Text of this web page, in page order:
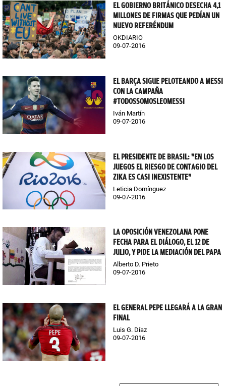
EL GOBIERNO BRITÁNICO DESECHA 4,1
MILLONES DE FIRMAS QUE PEDÍAN UN
NUEVO REFERÉNDUM
OKDIARIO
09-07-2016
EL BARÇA SIGUE PELOTEANDO A MESSI
CON LA CAMPAÑA
#TODOSSOMOSLEOMESSI
Iván Martín
09-07-2016
EL PRESIDENTE DE BRASIL: "EN LOS
JUEGOS EL RIESGO DE CONTAGIO DEL
ZIKA ES CASI INEXISTENTE"
Leticia Domínguez
09-07-2016
LA OPOSICIÓN VENEZOLANA PONE
FECHA PARA EL DIÁLOGO, EL 12 DE
JULIO, Y PIDE LA MEDIACIÓN DEL PAPA
Alberto D. Prieto
09-07-2016
EL GENERAL PEPE LLEGARÁ A LA GRAN
FINAL
Luis G. Díaz
09-07-2016